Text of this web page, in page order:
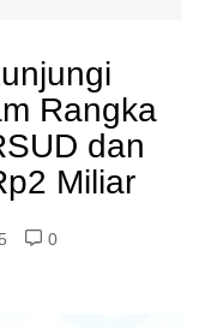
Rangka
dan
Miliar
0